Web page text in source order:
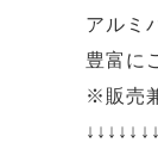
アルミ
豊富に
※販売